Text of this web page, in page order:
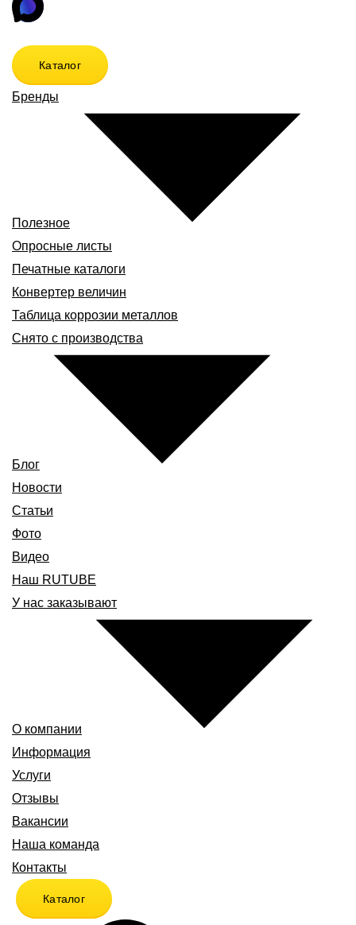
Каталог
Бренды
Полезное
Опросные листы
Печатные каталоги
Конвертер величин
Таблица коррозии металлов
Снято с производства
Блог
Новости
Статьи
Фото
Видео
Наш RUTUBE
У нас заказывают
О компании
Информация
Услуги
Отзывы
Вакансии
Наша команда
Контакты
Каталог